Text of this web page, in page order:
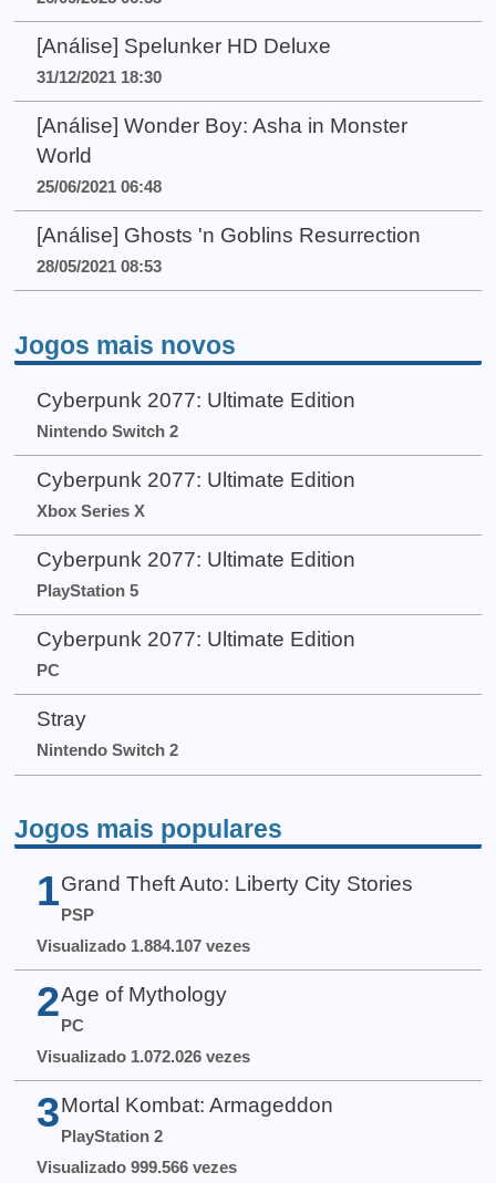
[Análise] Spelunker HD Deluxe
31/12/2021 18:30
[Análise] Wonder Boy: Asha in Monster
World
25/06/2021 06:48
[Análise] Ghosts 'n Goblins Resurrection
28/05/2021 08:53
Jogos mais novos
Cyberpunk 2077: Ultimate Edition
Nintendo Switch 2
Cyberpunk 2077: Ultimate Edition
Xbox Series X
Cyberpunk 2077: Ultimate Edition
PlayStation 5
Cyberpunk 2077: Ultimate Edition
PC
Stray
Nintendo Switch 2
Jogos mais populares
1 Grand Theft Auto: Liberty City Stories
PSP
Visualizado 1.884.107 vezes
2 Age of Mythology
PC
Visualizado 1.072.026 vezes
3 Mortal Kombat: Armageddon
PlayStation 2
Visualizado 999.566 vezes